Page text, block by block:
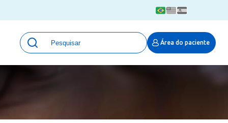
Área do paciente
Unidades
Qualidade e Segurança em saúde